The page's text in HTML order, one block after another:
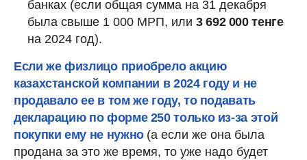
банках (если общая сумма на 31 декабря
была свыше 1 000 МРП, или 3 692 000 тенге
на 2024 год).
Если же физлицо приобрело акцию
казахстанской компании в 2024 году и не
продавало ее в том же году, то подавать
декларацию по форме 250 только из-за этой
покупки ему не нужно (а если же она была
продана за это же время, то уже надо будет